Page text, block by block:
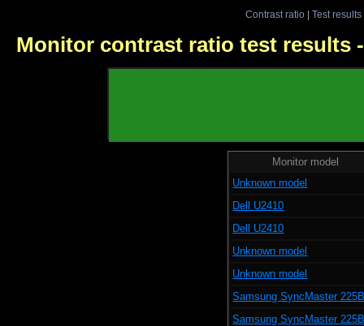
Contrast ratio| Test results
Monitor contrast ratio test results
Monitor model
Unknown model
Dell U2410
Dell U2410
Unknown model
Unknown model
Samsung SyncMaster
Samsung SyncMaster